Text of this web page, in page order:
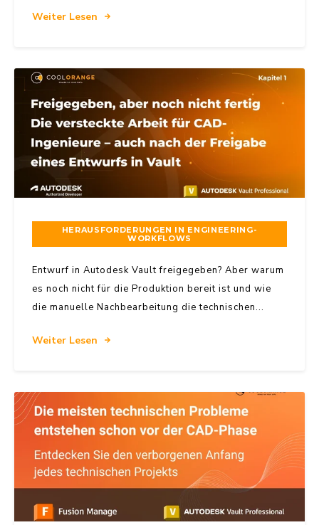
Weiter Lesen
HERAUSFORDERUNGEN IN ENGINEERING-
WORKFLOWS
Entwurf in Autodesk Vault freigegeben? Aber warum
es noch nicht für die Produktion bereit ist und wie
die manuelle Nachbearbeitung die technischen...
Weiter Lesen